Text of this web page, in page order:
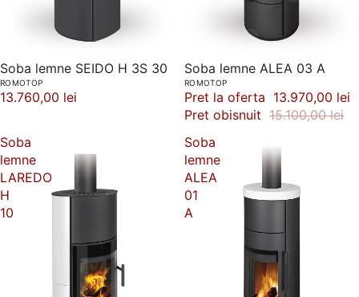
Soba lemne SEIDO H 3S 30
ROMOTOP
13.760,00 lei
-7%
Soba lemne ALEA 03 A
ROMOTOP
Pret la oferta 13.970,00 lei
Pret obisnuit 15.100,00 lei
Soba
lemne
LAREDO
H
10
Soba
lemne
ALEA
01
A